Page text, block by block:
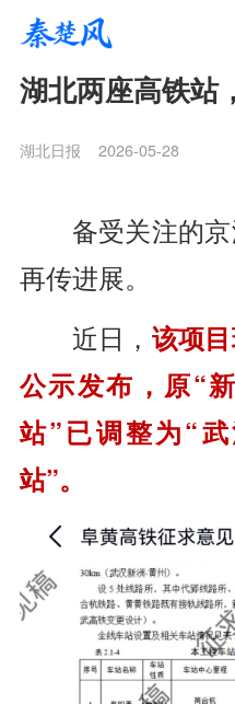
湖北两座高铁站
湖北日报 2026-05-28
备受关注的
再传进展。
近日， 该项
公示发布，原“
站”已调整为“
站”。